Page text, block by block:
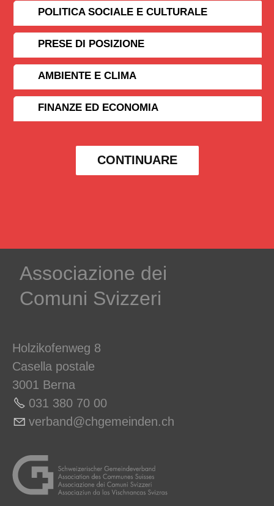
POLITICA SOCIALE E CULTURALE
PRESE DI POSIZIONE
AMBIENTE E CLIMA
FINANZE ED ECONOMIA
CONTINUARE
Associazione dei
Comuni Svizzeri
Holzikofenweg 8
Casella postale
3001 Berna
031 380 70 00
v rb nd chg m nd n ch